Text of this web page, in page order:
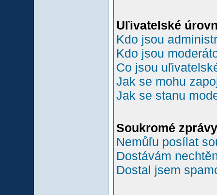
Uľivatelské
Kdo jsou
Kdo jsou
Co jsou
Jak se mohu
Jak se stanu
Soukromé zprávy
Nemůľu posílat
Dostávám
Dostal jsem